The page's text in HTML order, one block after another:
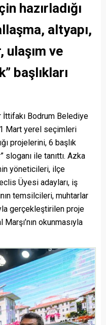
hazırladığı
altyapı,
ve
başlıkları
İttifakı Bodrum Belediye
Mart yerel seçimleri
projelerini, 6 başlık
sloganı ile tanıttı. Azka
yöneticileri, ilçe
Üyesi adayları, iş
temsilcileri, muhtarlar
gerçekleştirilen proje
okunmasıyla